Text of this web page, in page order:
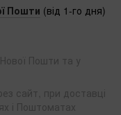
Пошти (від 1-го дня)
Пошти та у
сайт, при доставці
і Поштоматах